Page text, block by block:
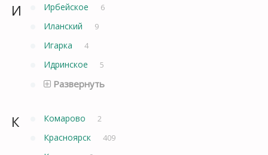
И Ирбейское 6
Иланский 9
Игарка 4
Идринское 5
Развернуть
К Комарово 2
Красноярск 409